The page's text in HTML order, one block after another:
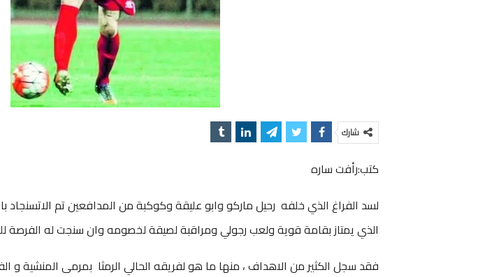
شارك
كتب:رأفت ساره
لسد الفراغ الذي خلفه رحيل ماركو وابو عليقة وكوكبة من المدافعين تم الاتسنجاد
الذي يمتاز بقامة قوية ولعب رجولي ومراقبة لصيقة لخصومه وان سنجت له الفرصة